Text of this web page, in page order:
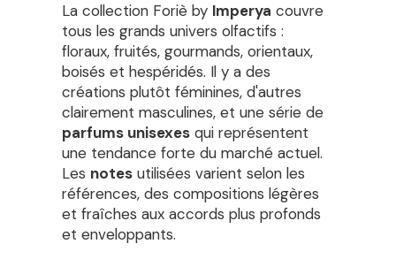
La collection Foriè by Imperya couvre
tous les grands univers olfactifs :
floraux, fruités, gourmands, orientaux,
boisés et hespéridés. Il y a des
créations plutôt féminines, d'autres
clairement masculines, et une série de
parfums unisexes qui représentent
une tendance forte du marché actuel.
Les notes utilisées varient selon les
références, des compositions légères
et fraîches aux accords plus profonds
et enveloppants.